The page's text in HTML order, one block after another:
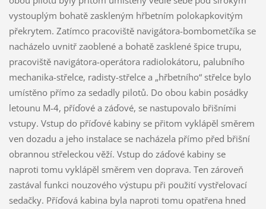
vystouplým bohatě zaskleným hřbetním polokapkovitým
překrytem. Zatímco pracoviště navigátora-bombometčíka se
nacházelo uvnitř zaoblené a bohatě zasklené špice trupu,
pracoviště navigátora-operátora radiolokátoru, palubního
mechanika-střelce, radisty-střelce a „hřbetního“ střelce bylo
umístěno přímo za sedadly pilotů. Do obou kabin posádky
letounu M-4, příďové a záďové, se nastupovalo břišními
vstupy. Vstup do příďové kabiny se přitom vyklápěl směrem
ven dozadu a jeho instalace se nacházela přímo před břišní
obrannou střeleckou věží. Vstup do záďové kabiny se
naproti tomu vyklápěl směrem ven doprava. Ten zároveň
zastával funkci nouzového výstupu při použití vystřelovací
sedačky. Příďová kabina byla naproti tomu opatřena hned